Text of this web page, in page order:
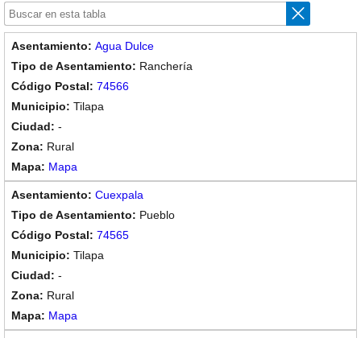
Agua Dulce
Ranchería
74566
Tilapa
-
Rural
Mapa
Cuexpala
Pueblo
74565
Tilapa
-
Rural
Mapa